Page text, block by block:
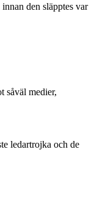
den släpptes var
såväl medier,
ledartrojka och de